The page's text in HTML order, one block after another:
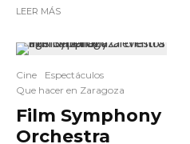
LEER MÁS
Cine
Espectáculos
Que hacer en Zaragoza
Film Symphony
Orchestra